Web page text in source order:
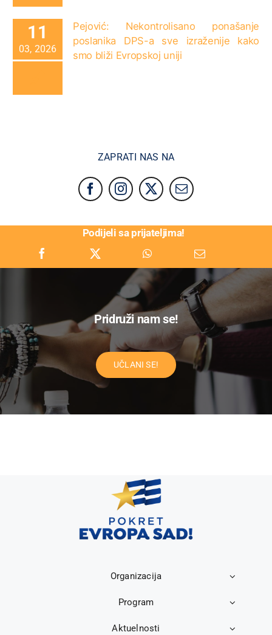
11
03, 2026
Pejović: Nekontrolisano ponašanje
poslanika DPS-a sve izraženije kako
smo bliži Evropskoj uniji
ZAPRATI NAS NA
Podijeli sa prijateljima!
Pridruži nam se!
UČLANI SE!
Organizacija
Program
Aktuelnosti